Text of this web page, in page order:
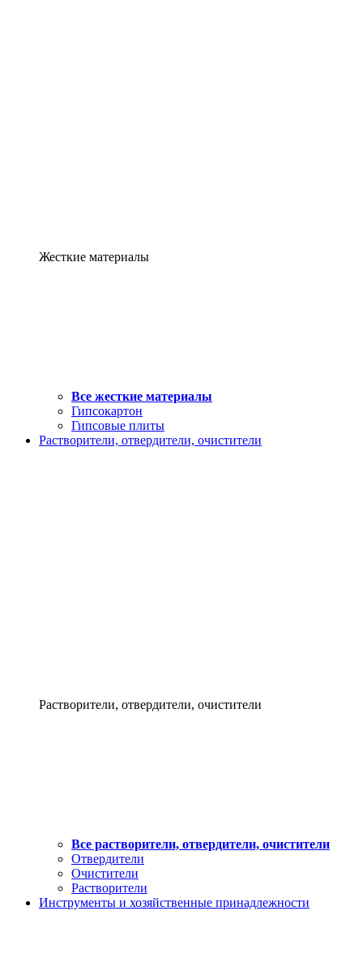
Жесткие материалы
Все жесткие материалы
Гипсокартон
Гипсовые плиты
Растворители, отвердители, очистители
Растворители, отвердители, очистители
Все растворители, отвердители, очистители
Отвердители
Очистители
Растворители
Инструменты и хозяйственные принадлежности